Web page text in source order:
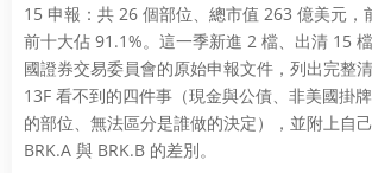
15 申報：共 26 個部位、總市值 263 億美元，
前十大佔 91.1%。這一季新進 2 檔、出清 15
國證券交易委員會的原始申報文件，列出完整
13F 看不到的四件事（現金與公債、非美國掛
的部位、無法區分是誰做的決定），並附上自
BRK.A 與 BRK.B 的差別。